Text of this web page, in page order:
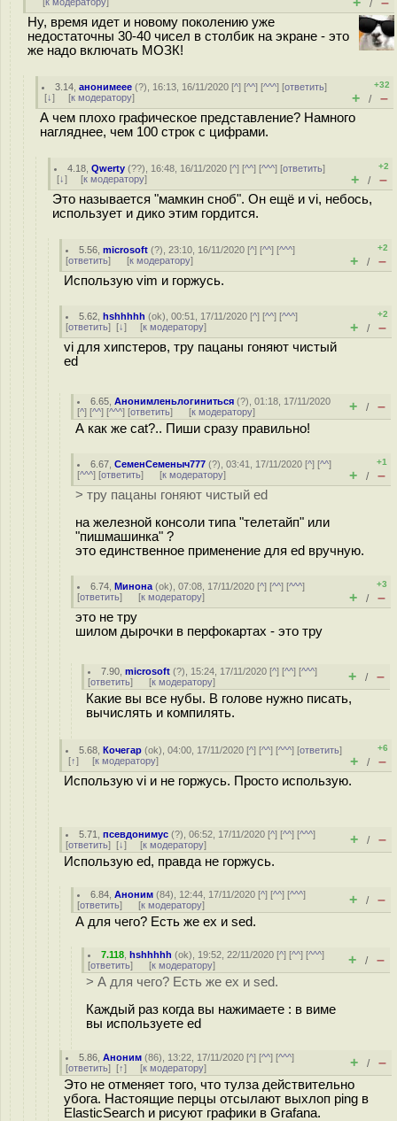
/
Ну, время идет и новому поколению уже
недостаточны 30-40 чисел в столбик на экране - это
же надо включать МОЗК!
3.14 ,анонимеее (?), 16:13, 16/11/2020 [^] [^^] [^^^] [ответить]
[↓] [к модератору]
+32
+ / –
А чем плохо графическое представление? Намного
нагляднее, чем 100 строк с цифрами.
4.18 ,Qwerty (??), 16:48, 16/11/2020 [^] [^^] [^^^] [ответить]
[↓] [к модератору]
+2
+ / –
Это называется "мамкин сноб". Он ещё и vi, небось,
использует и дико этим гордится.
5.56 ,microsoft (?), 23:10, 16/11/2020 [^] [^^] [^^^]
[ответить] [к модератору]
+2
+ / –
Использую vim и горжусь.
5.62 ,hshhhhh (ok), 00:51, 17/11/2020 [^] [^^] [^^^]
[ответить] [↓] [к модератору]
+2
+ / –
vi для хипстеров, тру пацаны гоняют чистый
ed
6.65 ,Анонимленьлогиниться (?), 01:18, 17/11/2020
[^] [^^] [^^^] [ответить] [к модератору] + / –
А как же cat?.. Пиши сразу правильно!
6.67 ,СеменСеменыч777 (?), 03:41, 17/11/2020 [^] [^^]
[^^^] [ответить] [к модератору]
+1
+ / –
> тру пацаны гоняют чистый ed
на железной консоли типа "телетайп" или
"пишмашинка" ?
это единственное применение для ed вручную.
6.74 ,Минона (ok), 07:08, 17/11/2020 [^] [^^] [^^^]
[ответить] [к модератору]
+3
+ / –
это не тру
шилом дырочки в перфокартах - это тру
7.90 ,microsoft (?), 15:24, 17/11/2020 [^] [^^] [^^^]
[ответить] [к модератору] + / –
Какие вы все нубы. В голове нужно писать,
вычислять и компилять.
5.68 ,Кочегар (ok), 04:00, 17/11/2020 [^] [^^] [^^^] [ответить]
[↑] [к модератору]
+6
+ / –
Использую vi и не горжусь. Просто использую.
5.71 ,псевдонимус (?), 06:52, 17/11/2020 [^] [^^] [^^^]
[ответить] [↓] [к модератору] + / –
Использую ed, правда не горжусь.
6.84 ,Аноним (84), 12:44, 17/11/2020 [^] [^^] [^^^]
[ответить] [к модератору] + / –
А для чего? Есть же ex и sed.
7.118 ,hshhhhh (ok), 19:52, 22/11/2020 [^] [^^] [^^^]
[ответить] [к модератору] + / –
> А для чего? Есть же ex и sed.
Каждый раз когда вы нажимаете : в виме
вы используете ed
5.86 ,Аноним (86), 13:22, 17/11/2020 [^] [^^] [^^^]
[ответить] [↑] [к модератору] + / –
Это не отменяет того, что тулза действительно
убога. Настоящие перцы отсылают выхлоп ping в
ElasticSearch и рисуют графики в Grafana.